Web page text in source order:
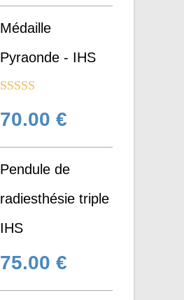
Médaille
Pyraonde - IHS
sur 5
70.00 €
Pendule de
radiesthésie triple
IHS
75.00 €